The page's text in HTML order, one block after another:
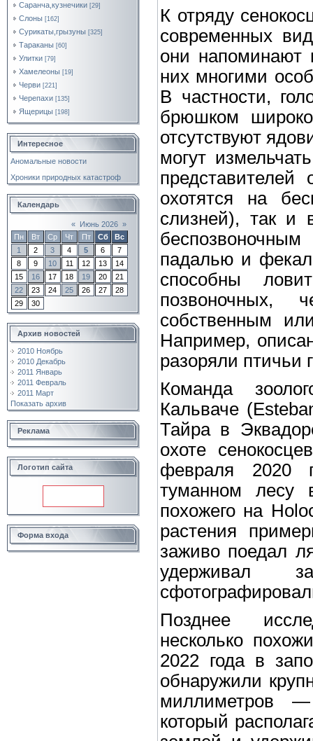
Саранча,кузнечики [29]
Слоны [162]
Сурикаты,грызуны [325]
Тараканы [60]
Улитки [79]
Хамелеоны [19]
Черви [221]
Черепахи [135]
Ящерицы [198]
Интересное
Аномальные новости
Хроники природных катастроф
Календарь
« Июнь 2026 »
Пн
Вт Ср Чт Пт Сб
Вс
1
2 3 4 5 6
7
8
9 10 11 12 13
14
15
16 17 18 19 20
21
22
23 24 25 26 27
28
29
30
Архив новостей
2010 Ноябрь
2010 Декабрь
2011 Январь
2011 Февраль
2011 Март
Показать архив
Реклама
Логотип сайта
Форма входа
К отряду
современных
они напоминают
них многими
В частности,
брюшком
отсутствуют
могут
охотятся на
слизней), так и
падалью и
способны
собственным
Например,
разоряли птичьи
Команда
Кальваче
Тайра в
охоте
февраля 2020
туманном лесу
похожего на
растения
заживо поедал
удерживал
Позднее
несколько
2022 года в
обнаружили
миллиметров —
который